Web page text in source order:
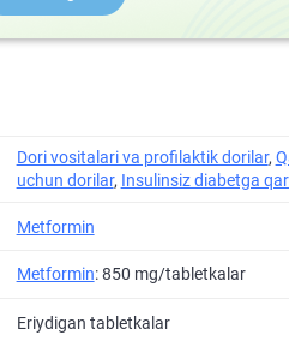
Dori vositalari va profilaktik dorilar,
uchun dorilar, Insulinsiz diabetga
Metformin
Metformin: 850 mg/tabletkalar
Eriydigan tabletkalar